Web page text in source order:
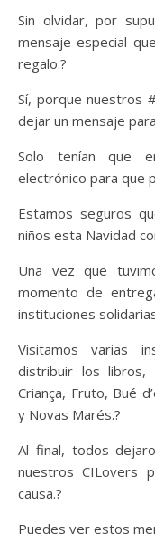
Sin olvidar, por
mensaje especial
regalo.?
Sí, porque nuestros
dejar un mensaje
Solo tenían que
electrónico para que
Estamos seguros
niños esta Navidad
Una vez que
momento de
instituciones
Visitamos varias
distribuir los libros,
Criança, Fruto, Bué
y Novas Marés.?
Al final, todos
nuestros CILovers
causa.?
Puedes ver estos